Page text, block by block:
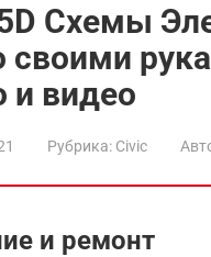
Схемы
своими
и видео
Рубрика: Civic
и ремонт